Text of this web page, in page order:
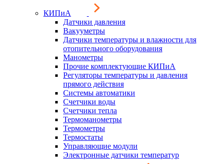
КИПиА
Датчики давления
Вакууметры
Датчики температуры и влажности для
отопительного оборудования
Манометры
Прочие комплектующие КИПиА
Регуляторы температуры и давления
прямого действия
Системы автоматики
Счетчики воды
Счетчики тепла
Термоманометры
Термометры
Термостаты
Управляющие модули
Электронные датчики температур